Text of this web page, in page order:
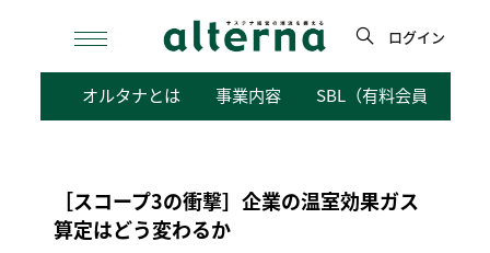
検
ログイン
オルタナとは 事業内容 SBL（有料会員向けサ
［スコープ3の衝撃］企業の温室効果ガス
算定はどう変わるか